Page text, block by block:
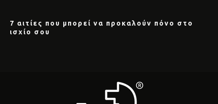
7 αιτίες που μπορεί να προκαλούν πόνο στο
ισχίο σου